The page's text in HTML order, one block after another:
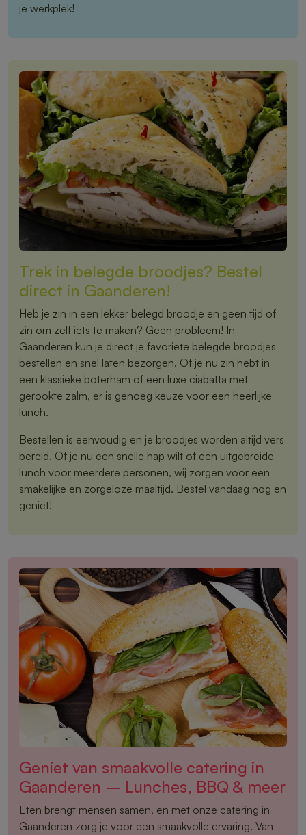
je werkplek!
Trek in belegde broodjes? Bestel
direct in Gaanderen!
Heb je zin in een lekker belegd broodje en geen tijd of
zin om zelf iets te maken? Geen probleem! In
Gaanderen kun je direct je favoriete belegde broodjes
bestellen en snel laten bezorgen. Of je nu zin hebt in
een klassieke boterham of een luxe ciabatta met
gerookte zalm, er is genoeg keuze voor een heerlijke
lunch.
Bestellen is eenvoudig en je broodjes worden altijd vers
bereid. Of je nu een snelle hap wilt of een uitgebreide
lunch voor meerdere personen, wij zorgen voor een
smakelijke en zorgeloze maaltijd. Bestel vandaag nog en
geniet!
Geniet van smaakvolle catering in
Gaanderen – Lunches, BBQ & meer
Eten brengt mensen samen, en met onze catering in
Gaanderen zorg je voor een smaakvolle ervaring. Van